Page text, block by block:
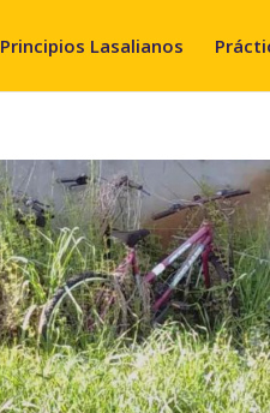
Principios Lasalianos